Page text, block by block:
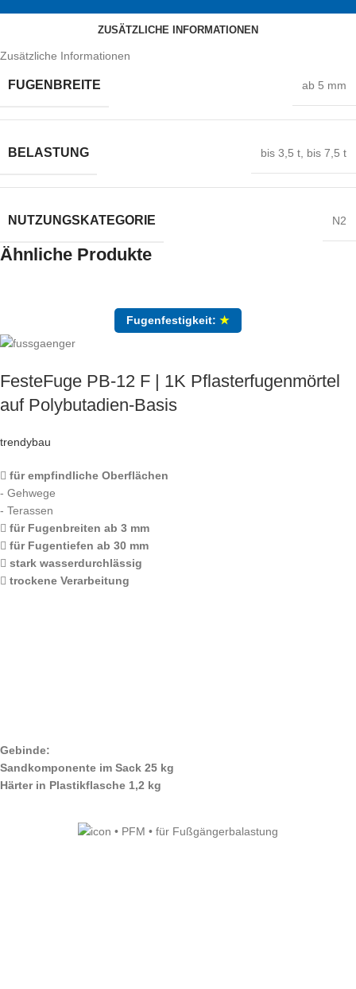
ZUSÄTZLICHE INFORMATIONEN
Zusätzliche Informationen
FUGENBREITE ab 5 mm
BELASTUNG bis 3,5 t, bis 7,5 t
NUTZUNGSKATEGORIE N2
Ähnliche Produkte
Fugenfestigkeit: ★
FesteFuge PB-12 F | 1K Pflasterfugenmörtel
auf Polybutadien-Basis
trendybau
für empfindliche Oberflächen
- Gehwege
- Terassen
für Fugenbreiten ab 3 mm
für Fugentiefen ab 30 mm
stark wasserdurchlässig
trockene Verarbeitung
Gebinde:
Sandkomponente im Sack 25 kg
Härter in Plastikflasche 1,2 kg